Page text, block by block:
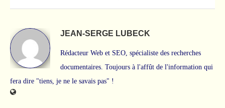
JEAN-SERGE LUBECK
Rédacteur Web et SEO, spécialiste des recherches
documentaires. Toujours à l'affût de l'information qui
fera dire "tiens, je ne le savais pas" !